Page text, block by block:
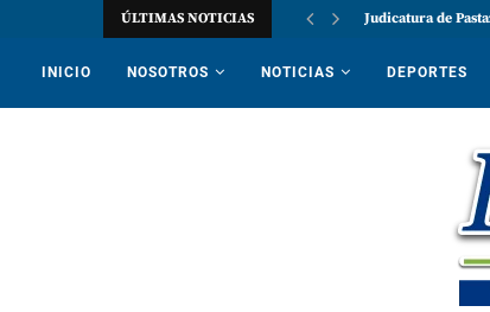
ÚLTIMAS NOTICIAS Judicatura de
INICIO NOSOTROS NOTICIAS DEPORTES